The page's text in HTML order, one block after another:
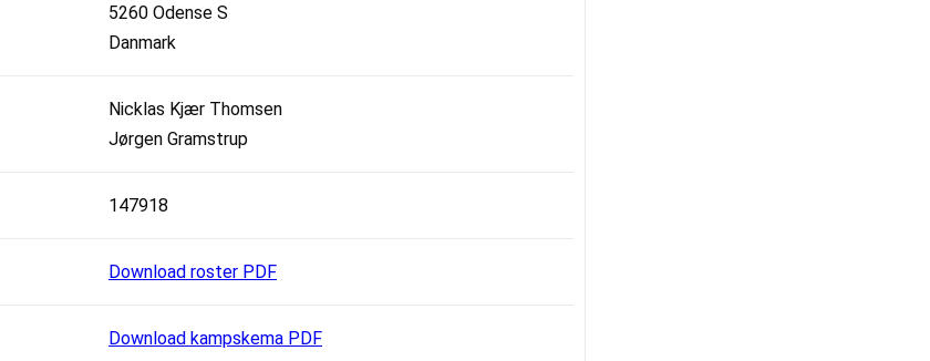
5260 Odense S
Danmark
Nicklas Kjær Thomsen
Jørgen Gramstrup
147918
Download roster PDF
Download kampskema PDF